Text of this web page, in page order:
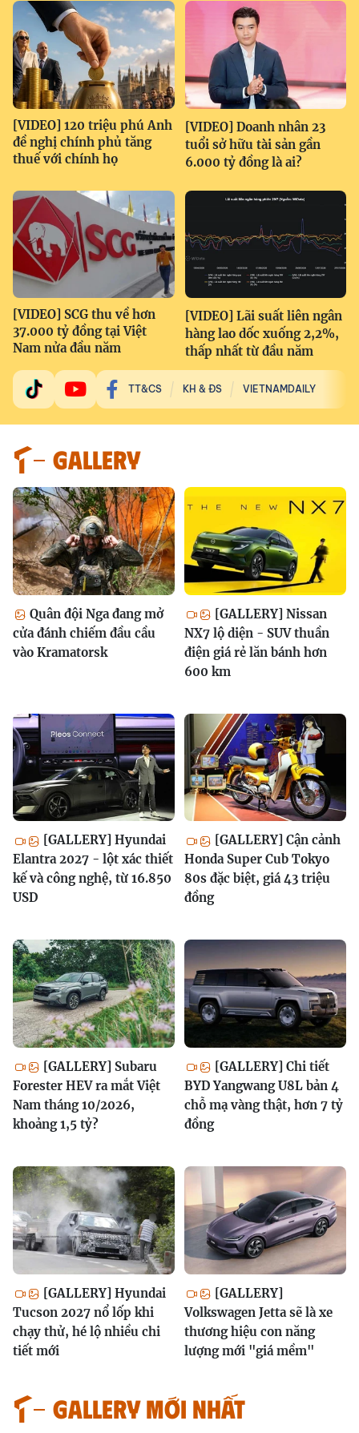
[VIDEO] 120 triệu phú Anh
đề nghị chính phủ tăng
thuế với chính họ
[VIDEO] Doanh nhân 23
tuổi sở hữu tài sản gần
6.000 tỷ đồng là ai?
[VIDEO] SCG thu về hơn
37.000 tỷ đồng tại Việt
Nam nửa đầu năm
[VIDEO] Lãi suất liên ngân
hàng lao dốc xuống 2,2%,
thấp nhất từ đầu năm
TT&CS KH & ĐS VIETNAMDAILY
GALLERY
Quân đội Nga đang mở
cửa đánh chiếm đầu cầu
vào Kramatorsk
[GALLERY] Nissan
NX7 lộ diện - SUV thuần
điện giá rẻ lăn bánh hơn
600 km
[GALLERY] Hyundai
Elantra 2027 - lột xác thiết
kế và công nghệ, từ 16.850
USD
[GALLERY] Cận cảnh
Honda Super Cub Tokyo
80s đặc biệt, giá 43 triệu
đồng
[GALLERY] Subaru
Forester HEV ra mắt Việt
Nam tháng 10/2026,
khoảng 1,5 tỷ?
[GALLERY] Chi tiết
BYD Yangwang U8L bản 4
chỗ mạ vàng thật, hơn 7 tỷ
đồng
[GALLERY] Hyundai
Tucson 2027 nổ lốp khi
chạy thử, hé lộ nhiều chi
tiết mới
[GALLERY]
Volkswagen Jetta sẽ là xe
thương hiệu con năng
lượng mới "giá mềm"
GALLERY MỚI NHẤT